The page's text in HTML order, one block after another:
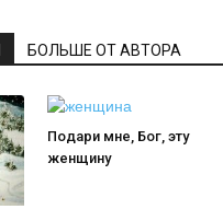
БОЛЬШЕ ОТ АВТОРА
Подари мне, Бог, эту
женщину